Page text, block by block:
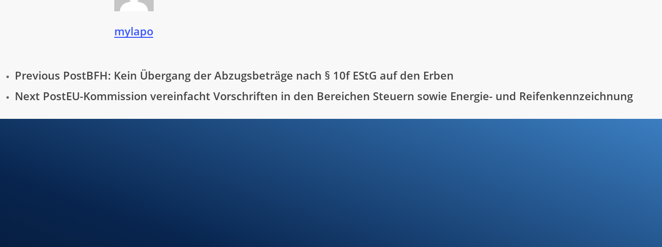
mylapo
Previous PostBFH: Kein Übergang der Abzugsbeträge nach § 10f EStG auf den Erben
Next PostEU-Kommission vereinfacht Vorschriften in den Bereichen Steuern sowie Energie- und Reifenkennzeichnung